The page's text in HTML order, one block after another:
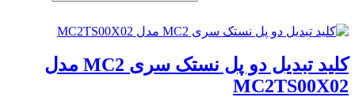
کلید تبدیل دو پل نستک سری MC2 مدل
MC2TS00X02